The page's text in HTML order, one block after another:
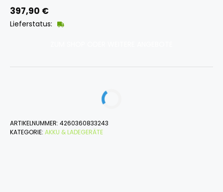
397,90 €
Lieferstatus:
ARTIKELNUMMER: 4260360833243
KATEGORIE: AKKU & LADEGERÄTE